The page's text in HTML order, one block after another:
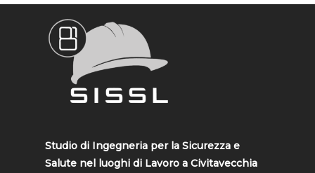
Studio di Ingegneria per la Sicurezza e
Salute nel luoghi di Lavoro a Civitavecchia